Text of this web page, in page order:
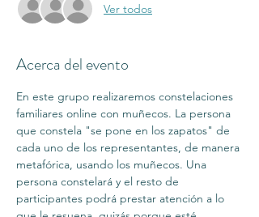
Ver todos
Acerca del evento
En este grupo realizaremos constelaciones
familiares online con muñecos. La persona
que constela "se pone en los zapatos" de
cada uno de los representantes, de manera
metafórica, usando los muñecos. Una
persona constelará y el resto de
participantes podrá prestar atención a lo